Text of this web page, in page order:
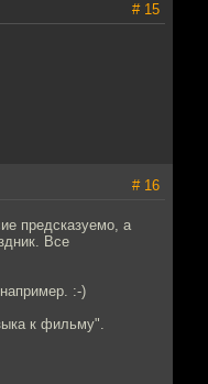
# 15
# 16
предсказуемо, а
Все
:-)
к фильму".